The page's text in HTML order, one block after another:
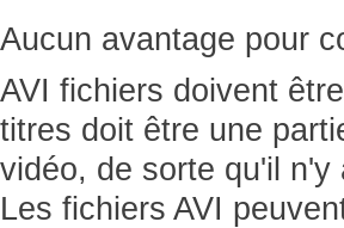
Aucun avantage pour
AVI fichiers doivent
titres doit être une
vidéo, de sorte qu'il
Les fichiers AVI